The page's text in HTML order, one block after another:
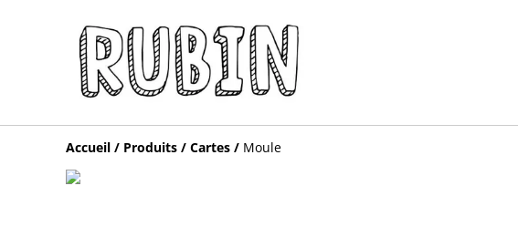
Accueil / Produits / Cartes / Moule